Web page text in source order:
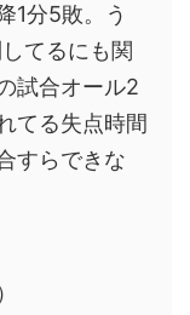
1分5敗。う
てるにも関
試合オール2
てる失点時間
すらできな